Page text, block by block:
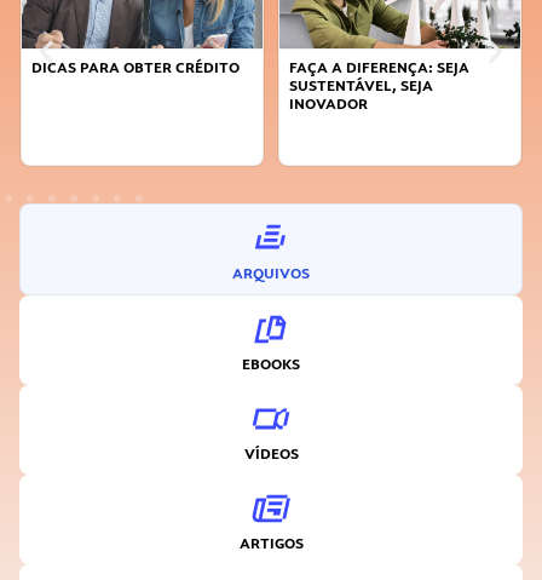
DICAS PARA OBTER CRÉDITO
FAÇA A DIFERENÇA: SEJA
SUSTENTÁVEL, SEJA
INOVADOR
ARQUIVOS
EBOOKS
VÍDEOS
ARTIGOS